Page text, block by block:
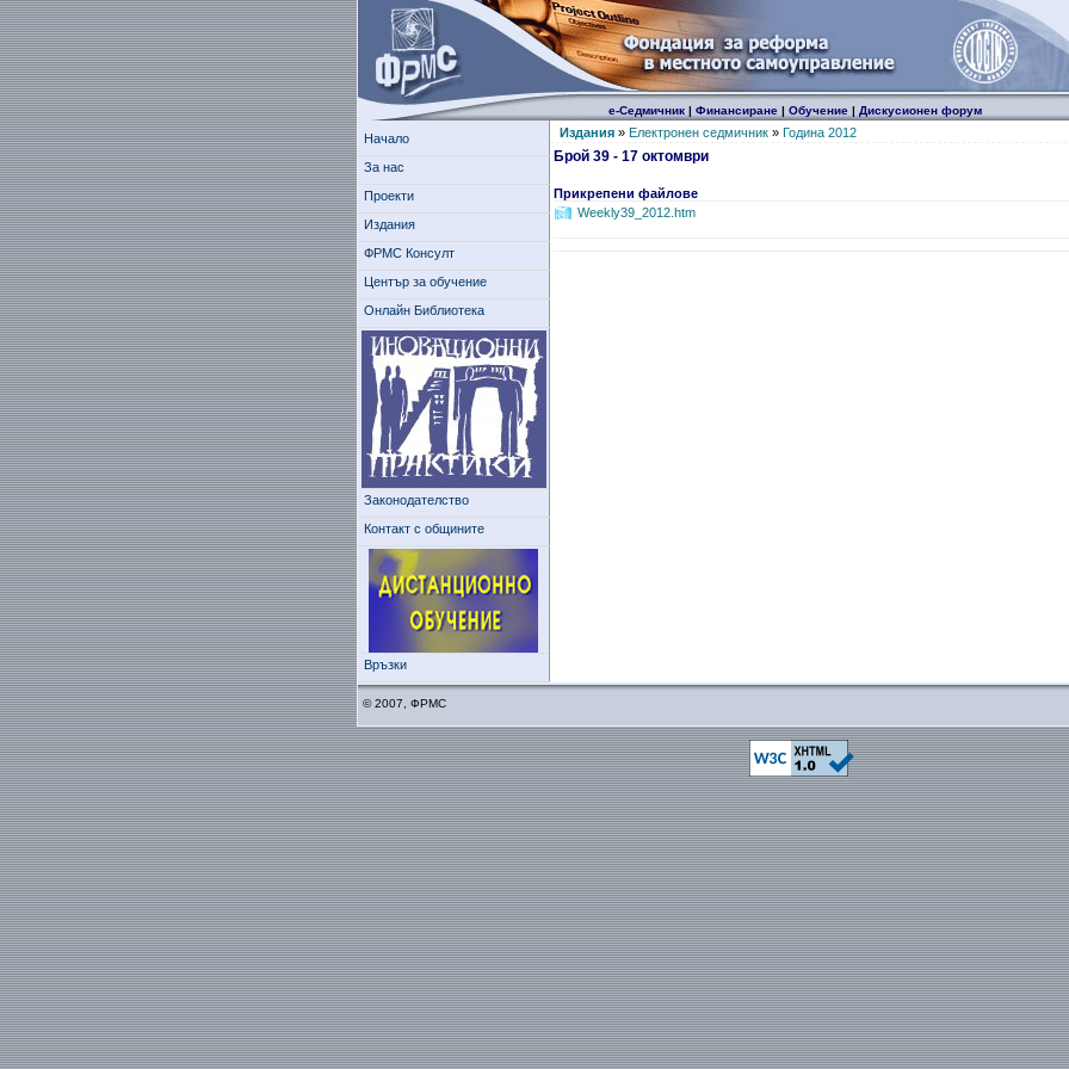
е-Седмичник| Финансиране| Обучение| Дискусионен форум
Начало
За нас
Проекти
Издания
ФРМС Консулт
Център за обучение
Онлайн Библиотека
Законодателство
Контакт с общините
Връзки
Издания» Електронен седмичник» Година 2012
Брой 39 - 17 октомври
Прикрепени файлове
Weekly39_2012.htm
© 2007, ФРМС